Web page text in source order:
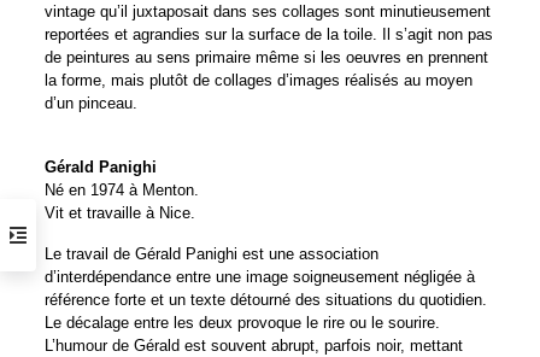
vintage qu’il juxtaposait dans ses collages sont minutieusement
reportées et agrandies sur la surface de la toile. Il s’agit non pas
de peintures au sens primaire même si les oeuvres en prennent
la forme, mais plutôt de collages d’images réalisés au moyen
d’un pinceau.
Gérald Panighi
Né en 1974 à Menton.
Vit et travaille à Nice.
Le travail de Gérald Panighi est une association
d’interdépendance entre une image soigneusement négligée à
référence forte et un texte détourné des situations du quotidien.
Le décalage entre les deux provoque le rire ou le sourire.
L’humour de Gérald est souvent abrupt, parfois noir, mettant